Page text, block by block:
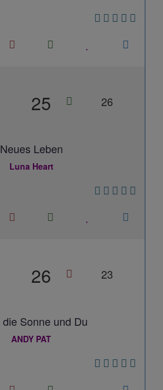
25 26
Neues Leben
Luna Heart
26 23
Sonne und Du
ANDY PAT